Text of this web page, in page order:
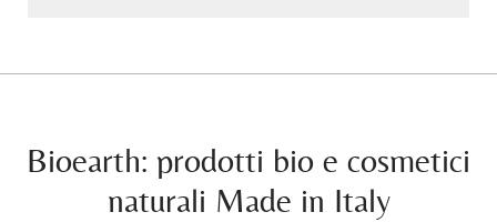
Bioearth: prodotti bio e cosmetici
naturali Made in Italy